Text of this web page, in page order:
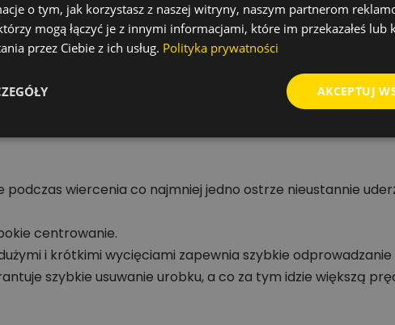
muru, betonu, betonu zbrojonego
młoty udarowo-obrotowe z uchwytem SDS-plus
Wiertła do betonu i kamienia
podczas wiercenia co najmniej jedno ostrze nieustannie
centrowanie.
i krótkimi wycięciami zapewnia szybkie
szybkie usuwanie urobku, a co za tym idzie większą
o tym, jak korzystasz z naszej witryny, naszym partnerom
mogą łączyć je z innymi informacjami, które im przekazałeś lub
przez Ciebie z ich usług. Polityka prywatności
AKCEPTUJ